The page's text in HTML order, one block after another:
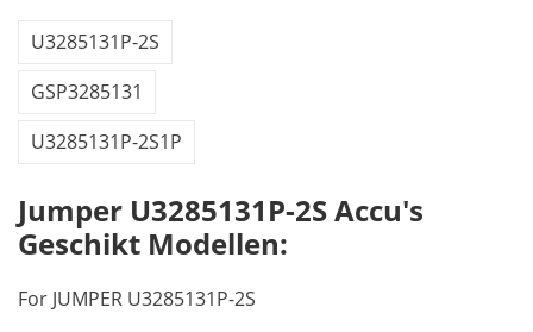
U3285131P-2S
GSP3285131
U3285131P-2S1P
Jumper U3285131P-2S Accu's
Geschikt Modellen:
For JUMPER U3285131P-2S